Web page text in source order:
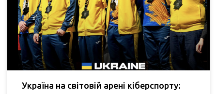
Україна на світовій арені кіберспорту: